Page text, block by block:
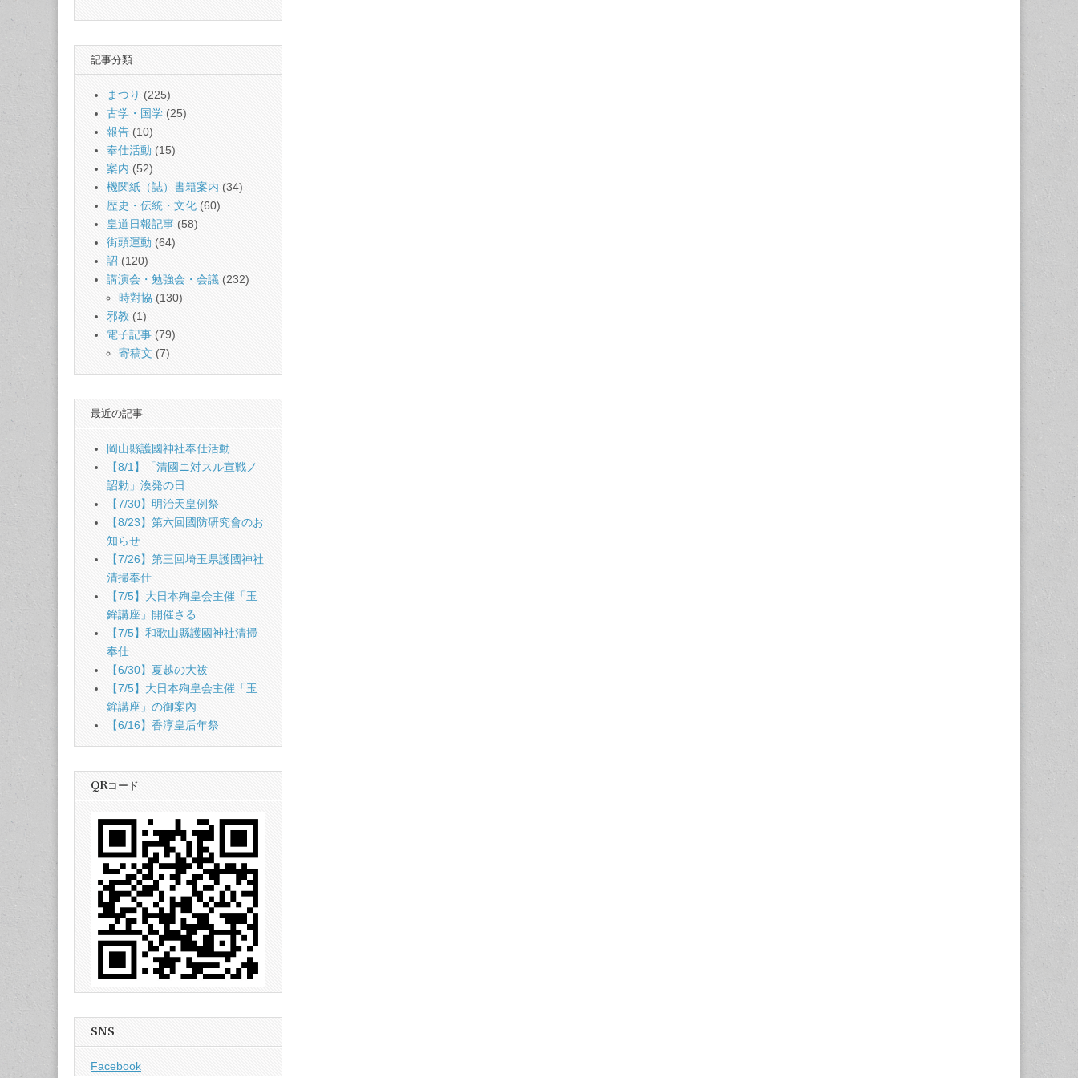
記事分類
まつり (225)
古学・国学 (25)
報告 (10)
奉仕活動 (15)
案内 (52)
機関紙（誌）書籍案内 (34)
歴史・伝統・文化 (60)
皇道日報記事 (58)
街頭運動 (64)
詔 (120)
講演会・勉強会・会議 (232)
時對協 (130)
邪教 (1)
電子記事 (79)
寄稿文 (7)
最近の記事
岡山縣護國神社奉仕活動
【8/1】「清國ニ対スル宣戦ノ
詔勅」渙発の日
【7/30】明治天皇例祭
【8/23】第六回國防研究會のお
知らせ
【7/26】第三回埼玉県護國神社
清掃奉仕
【7/5】大日本殉皇会主催「玉
鉾講座」開催さる
【7/5】和歌山縣護國神社清掃
奉仕
【6/30】夏越の大祓
【7/5】大日本殉皇会主催「玉
鉾講座」の御案內
【6/16】香淳皇后年祭
QRコード
SNS
Facebook